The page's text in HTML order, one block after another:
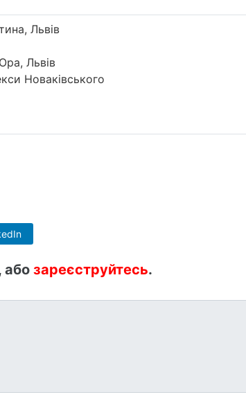
Львів
Львів
Новаківського
або зареєструйтесь.